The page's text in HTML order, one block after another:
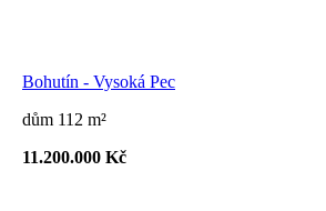
Bohutín - Vysoká Pec
dům 112 m²
11.200.000 Kč